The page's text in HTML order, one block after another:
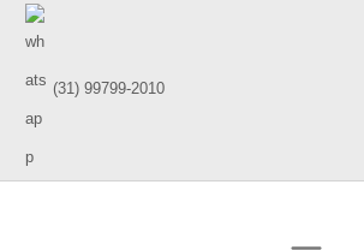
(31) 99799-2010